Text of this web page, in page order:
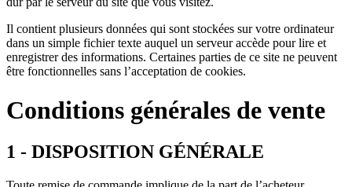
Il contient plusieurs données qui sont stockées sur votre ordinateur
dans un simple fichier texte auquel un serveur accède pour lire et
enregistrer des informations. Certaines parties de ce site ne peuvent
être fonctionnelles sans l’acceptation de cookies.
Conditions générales de vente
1 - DISPOSITION GÉNÉRALE